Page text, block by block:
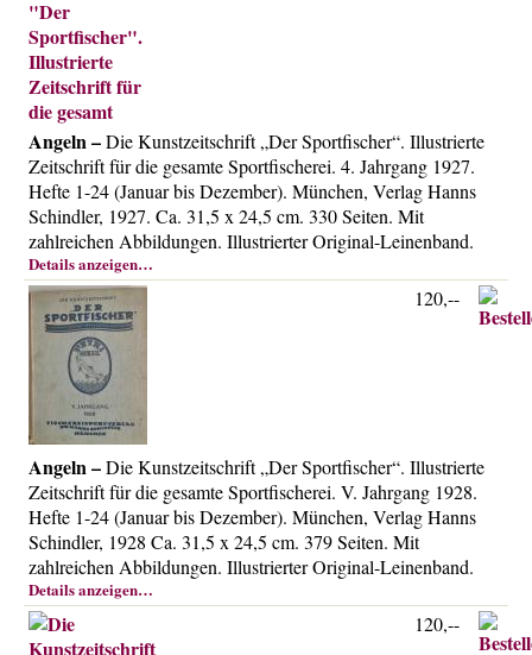
Angeln –Die Kunstzeitschrift „Der Sportfischer“. Illustrierte
Zeitschrift für die gesamte Sportfischerei. 4. Jahrgang 1927.
Hefte 1-24 (Januar bis Dezember). München, Verlag Hanns
Schindler, 1927. Ca. 31,5 x 24,5 cm. 330 Seiten. Mit
zahlreichen Abbildungen. Illustrierter Original-Leinenband.
Details anzeigen…
Angeln –Die Kunstzeitschrift „Der Sportfischer“. Illustrierte
Zeitschrift für die gesamte Sportfischerei. V. Jahrgang 1928.
Hefte 1-24 (Januar bis Dezember). München, Verlag Hanns
Schindler, 1928 Ca. 31,5 x 24,5 cm. 379 Seiten. Mit
zahlreichen Abbildungen. Illustrierter Original-Leinenband.
Details anzeigen…
120,--
120,--